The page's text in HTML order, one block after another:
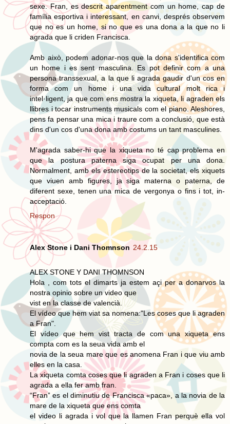
sexe. Fran, es descrit aparentment com un home, cap de
família esportiva i interessant, en canvi, després observem
que no es un home, si no que es una dona a la que no li
agrada que li criden Francisca.
Amb això, podem adonar-nos que la dona s'identifica com
un home i es sent masculina. Es pot definir com a una
persona transsexual, a la que li agrada gaudir d'un cos en
forma com un home i una vida cultural molt rica i
intel·ligent, ja que com ens mostra la xiqueta, li agraden els
llibres i tocar instruments musicals com el piano. Aleshores,
pens fa pensar una mica i traure com a conclusió, que està
dins d'un cos d'una dona amb costums un tant masculines.
M'agrada saber-hi que la xiqueta no té cap problema en
que la postura paterna siga ocupat per una dona.
Normalment, amb els estereotips de la societat, els xiquets
que viuen amb figures, ja siga materna o paterna, de
diferent sexe, tenen una mica de vergonya o fins i tot, in-
acceptació.
Respon
Alex Stone i Dani Thomnson 24.2.15
ALEX STONE Y DANI THOMNSON
Hola , com tots el dimarts ja estem açi per a donarvos la
nostra opinio sobre un video que
vist en la classe de valencià.
El vídeo que hem viat sa nomena:"Les coses que li agraden
a Fran".
El vídeo que hem vist tracta de com una xiqueta ens
compta com es la seua vida amb el
novia de la seua mare que es anomena Fran i que viu amb
elles en la casa.
La xiqueta comta coses que li agraden a Fran i coses que li
agrada a ella fer amb fran.
“Fran” es el diminutiu de Francisca «paca», a la novia de la
mare de la xiqueta que ens comta
el video li agrada i vol que la llamen Fran perquè ella vol